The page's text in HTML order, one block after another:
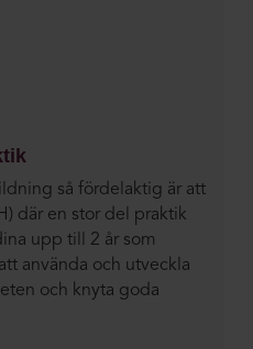
så fördelaktig är att
där en stor del praktik
upp till 2 år som
använda och utveckla
och knyta goda